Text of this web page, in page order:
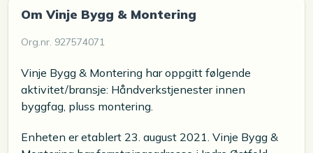
Om Vinje Bygg & Montering
Org.nr. 927574071
Vinje Bygg & Montering har oppgitt følgende
aktivitet/bransje: Håndverkstjenester innen
byggfag, pluss montering.
Enheten er etablert 23. august 2021. Vinje Bygg &